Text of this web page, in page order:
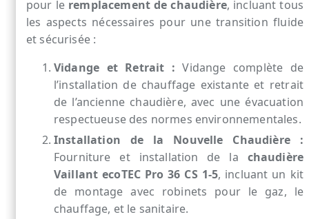
pour le remplacement de chaudière, incluant tous
les aspects nécessaires pour une transition fluide
et sécurisée :
Vidange et Retrait : Vidange complète de
l’installation de chauffage existante et retrait
de l’ancienne chaudière, avec une évacuation
respectueuse des normes environnementales.
Installation de la Nouvelle Chaudière :
Fourniture et installation de la chaudière
Vaillant ecoTEC Pro 36 CS 1-5, incluant un kit
de montage avec robinets pour le gaz, le
chauffage, et le sanitaire.